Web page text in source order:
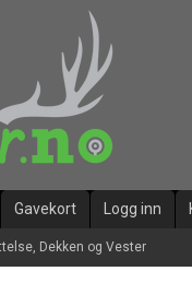
Gavekort Logg inn
Dekken og Vester